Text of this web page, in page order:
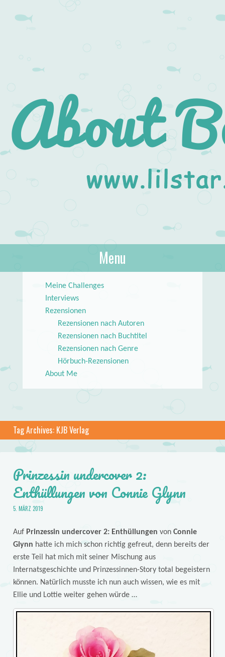
About Books
lilstar.de
Menu
Meine Challenges
Interviews
Rezensionen
Rezensionen nach Autoren
Rezensionen nach Buchtitel
Rezensionen nach Genre
Hörbuch-Rezensionen
About Me
Tag Archives: KJB Verlag
Prinzessin undercover 2:
Enthüllungen von Connie Glynn
5. MÄRZ 2019
AufPrinzessin undercover 2: Enthüllungen von Connie
Glynn hatte ich mich schon richtig gefreut, denn bereits der
erste Teil hat mich mit seiner Mischung aus
Internatsgeschichte und Prinzessinnen-Story total begeistern
können. Natürlich musste ich nun auch wissen, wie es mit
Ellie und Lottie weiter gehen würde …